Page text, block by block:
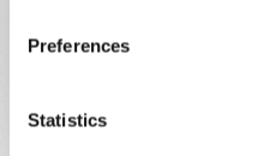
Preferences
Statistics
des trophées. »
Achetez votre